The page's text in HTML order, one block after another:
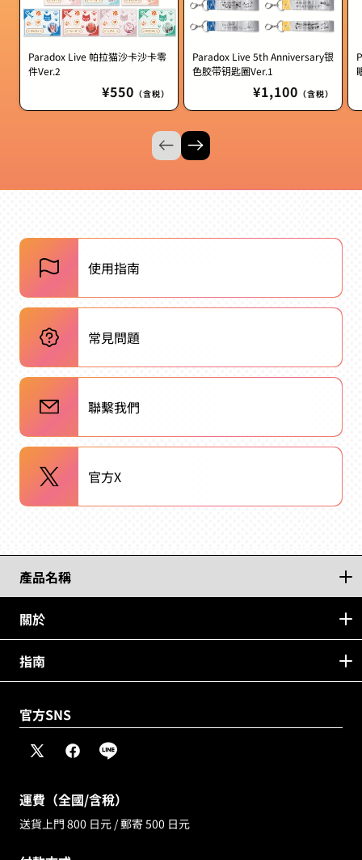
Paradox Live 帕拉猫沙卡沙卡零
件Ver.2
定
價
¥550 （含税）
Paradox Live 5th Anniversary银
色胶带钥匙圈Ver.1
定
價
¥1,100 （含税）
使用指南
常見問題
聯繫我們
官方X
產品名稱
關於
指南
官方SNS
x
facebook
line
運費（全國/含稅）
送貨上門 800 日元 / 郵寄 500 日元